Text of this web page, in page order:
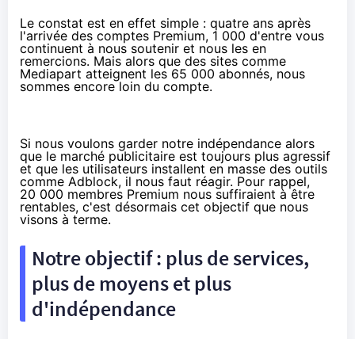
Le constat est en effet simple : quatre ans après
l'arrivée des comptes Premium, 1 000 d'entre vous
continuent à nous soutenir et nous les en
remercions. Mais alors que des sites comme
Mediapart atteignent les 65 000 abonnés, nous
sommes encore loin du compte.
Si nous voulons garder notre indépendance alors
que le marché publicitaire est toujours plus agressif
et que les utilisateurs installent en masse des outils
comme Adblock, il nous faut réagir. Pour rappel,
20 000 membres Premium nous suffiraient à être
rentables, c'est désormais cet objectif que nous
visons à terme.
Notre objectif : plus de services,
plus de moyens et plus
d'indépendance